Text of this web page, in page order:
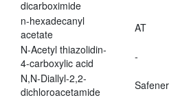
dicarboximide
n-hexadecanyl
acetate
AT
N-Acetyl thiazolidin-
4-carboxylic acid
-
N,N-Diallyl-2,2-
dichloroacetamide
Safener